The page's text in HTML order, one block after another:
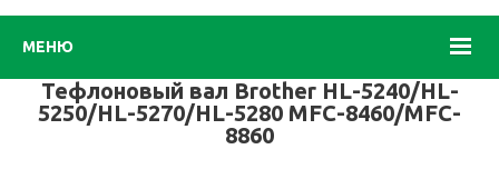
МЕНЮ
Тефлоновый вал Brother HL-5240/HL-
5250/HL-5270/HL-5280 MFC-8460/MFC-
8860